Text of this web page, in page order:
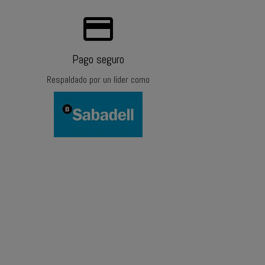
payments
Pago seguro
Respaldado por un líder como